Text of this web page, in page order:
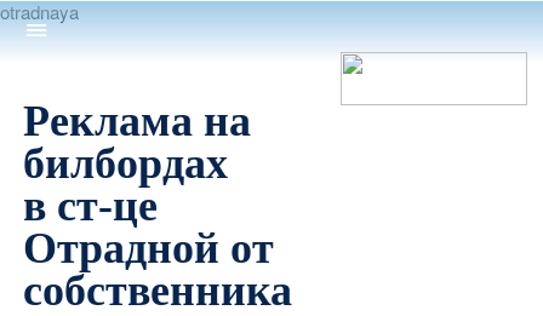
otradnaya
Реклама на
билбордах
в ст-це
Отрадной от
собственника